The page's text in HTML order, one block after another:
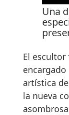
Una
El escultor
artística
la nueva